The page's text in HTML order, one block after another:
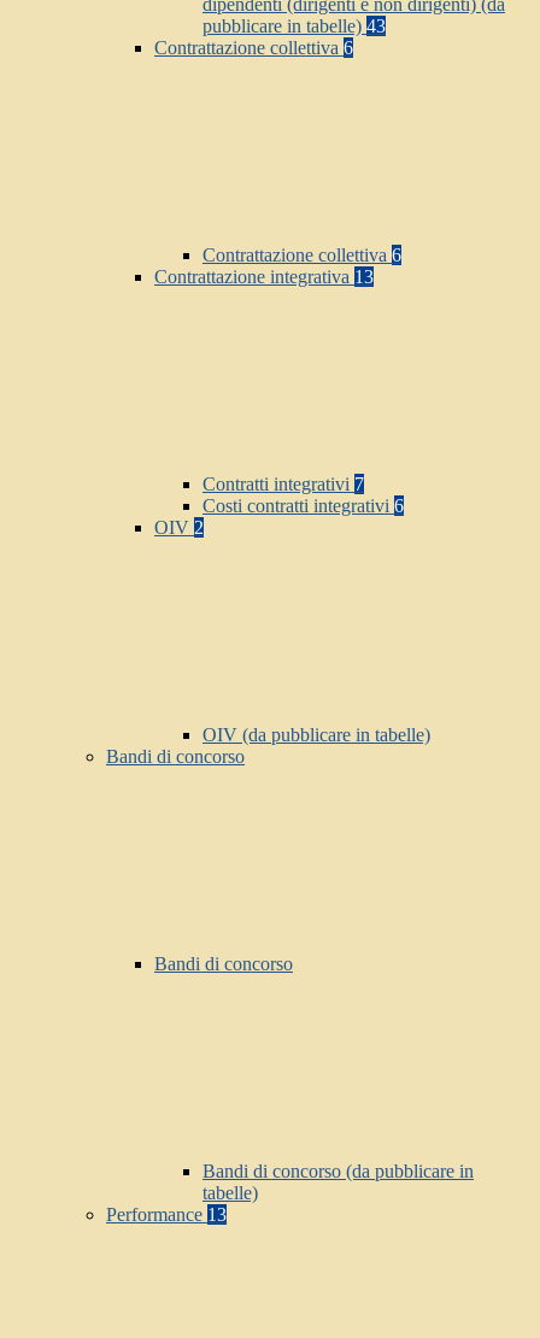
dipendenti (dirigenti e non dirigenti) (da
pubblicare in tabelle) 43
Contrattazione collettiva 6
Contrattazione collettiva 6
Contrattazione integrativa 13
Contratti integrativi 7
Costi contratti integrativi 6
OIV 2
OIV (da pubblicare in tabelle)
Bandi di concorso
Bandi di concorso
Bandi di concorso (da pubblicare in
tabelle)
Performance 13